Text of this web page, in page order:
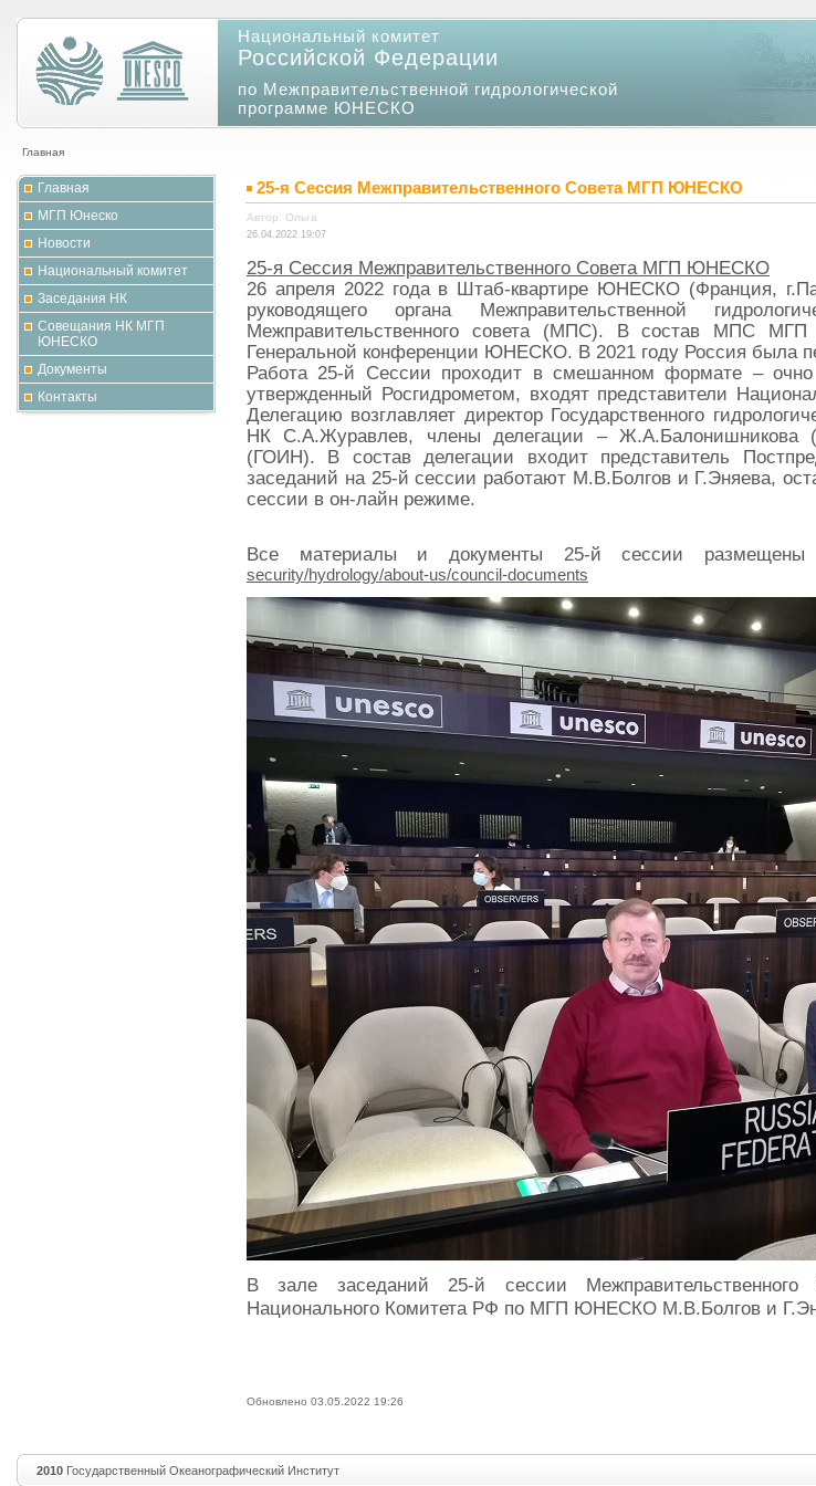
Национальный комитет
Российской Федерации
по Межправительственной гидрологической
программе ЮНЕСКО
Главная
Главная
МГП Юнеско
Новости
Национальный комитет
Заседания НК
Совещания НК МГП
ЮНЕСКО
Документы
Контакты
25-я Сессия Межправительственного Совета МГП ЮНЕСКО
Автор: Ольга
26.04.2022 19:07
25-я Сессия Межправительственного Совета МГП ЮНЕСКО
26 апреля 2022 года в Штаб-квартире ЮНЕСКО (Франция,
руководящего органа Межправительственной
Межправительственного совета (МПС). В состав МПС МГП
Генеральной конференции ЮНЕСКО. В 2021 году Россия была
Работа 25-й Сессии проходит в смешанном формате –
утвержденный Росгидрометом, входят представители
Делегацию возглавляет директор Государственного
НК С.А.Журавлев, члены делегации –
(ГОИН). В состав делегации входит представитель
заседаний на 25-й сессии работают М.В.Болгов и Г.Эняева,
сессии в он-лайн режиме.
Все материалы и документы 25-й сессии
security/hydrology/about-us/council-documents
В зале заседаний 25-й сессии
Национального Комитета РФ по МГП ЮНЕСКО М.В.Болгов и
Обновлено 03.05.2022 19:26
2010 Государственный Океанографический Институт